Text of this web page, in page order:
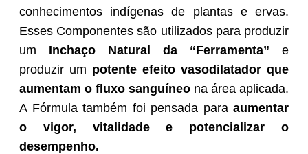
conhecimentos indígenas de plantas e ervas.
Esses Componentes são utilizados para produzir
um Inchaço Natural da “Ferramenta” e
produzir um potente efeito vasodilatador que
aumentam o fluxo sanguíneo na área aplicada.
A Fórmula também foi pensada para aumentar
o vigor, vitalidade e potencializar o
desempenho.